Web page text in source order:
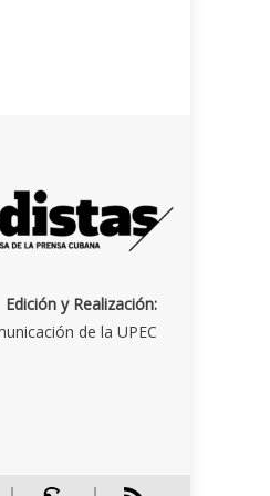
Edición y Realización:
de la UPEC